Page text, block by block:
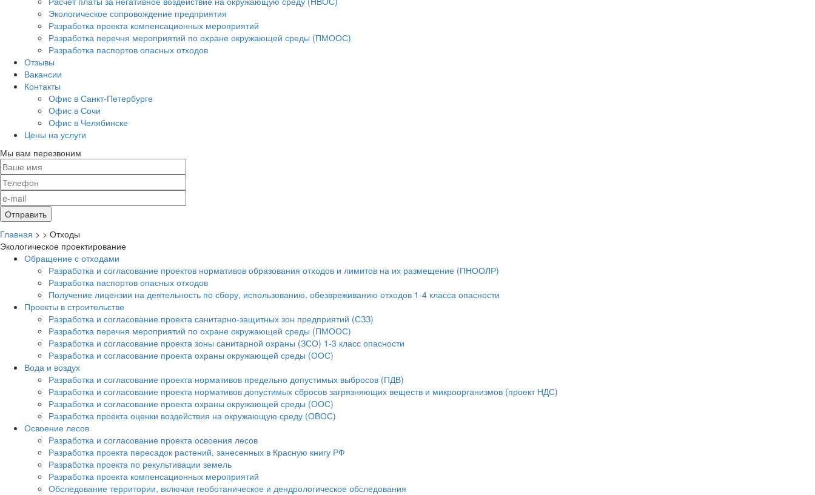
Экологическое сопровождение предприятия
Разработка проекта компенсационных мероприятий
Разработка перечня мероприятий по охране окружающей среды (ПМООС)
Разработка паспортов опасных отходов
Отзывы
Вакансии
Контакты
Офис в Санкт-Петербурге
Офис в Сочи
Офис в Челябинске
Цены на услуги
Мы вам перезвоним
Главная > > Отходы
Экологическое проектирование
Обращение с отходами
Разработка и согласование проектов нормативов образования отходов и лимитов на их размещение (ПНООЛР)
Разработка паспортов опасных отходов
Получение лицензии на деятельность по сбору, использованию, обезвреживанию отходов 1-4 класса опасности
Проекты в строительстве
Разработка и согласование проекта санитарно-защитных зон предприятий (СЗЗ)
Разработка перечня мероприятий по охране окружающей среды (ПМООС)
Разработка и согласование проекта зоны санитарной охраны (ЗСО) 1-3 класс опасности
Разработка и согласование проекта охраны окружающей среды (ООС)
Вода и воздух
Разработка и согласование проекта нормативов предельно допустимых выбросов (ПДВ)
Разработка и согласование проекта нормативов допустимых сбросов загрязняющих веществ и микроорганизмов (проект НДС)
Разработка и согласование проекта охраны окружающей среды (ООС)
Разработка проекта оценки воздействия на окружающую среду (ОВОС)
Освоение лесов
Разработка и согласование проекта освоения лесов
Разработка проекта пересадок растений, занесенных в Красную книгу РФ
Разработка проекта по рекультивации земель
Разработка проекта компенсационных мероприятий
Обследование территории, включая геоботаническое и дендрологическое обследования